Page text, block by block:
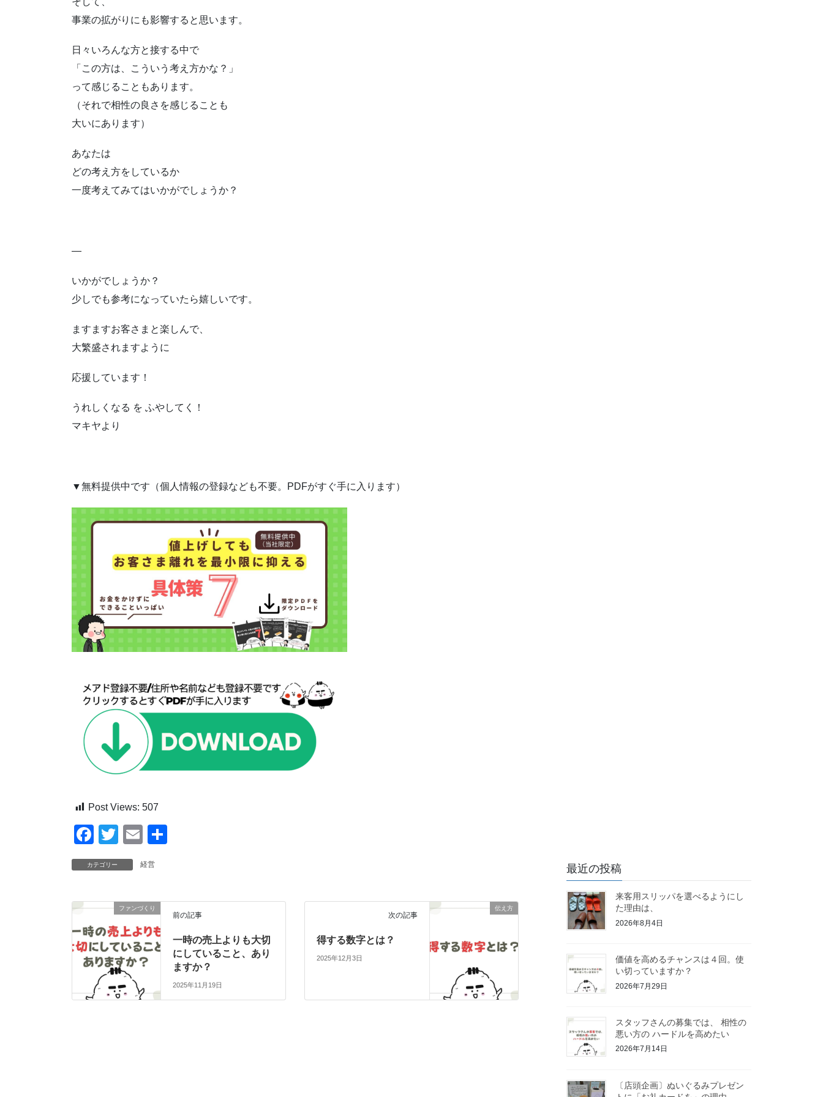
事業の拡がりにも影響すると思います。
日々いろんな方と接する中で
「この方は、こういう考え方かな？」
って感じることもあります。
（それで相性の良さを感じることも
大いにあります）
あなたは
どの考え方をしているか
一度考えてみてはいかがでしょうか？
—
いかがでしょうか？
少しでも参考になっていたら嬉しいです。
ますますお客さまと楽しんで、
大繁盛されますように
応援しています！
うれしくなる を ふやしてく！
マキヤより
▼無料提供中です（個人情報の登録なども不要。PDFがすぐ手に入ります）
Post Views: 507
F
a
c
b
o
o
k
T
wi
tt
E
ail
カテゴリー 経営
ファンづくり
前の記事
一時の売上よりも大切
にしていること、あり
ますか？
2025年11月19日
伝え方
次の記事
得する数字とは？
2025年12月3日
最近の投稿
来客用スリッパを選べるようにし
た理由は、
2026年8月4日
価値を高めるチャンスは４回。使
い切っていますか？
2026年7月29日
スタッフさんの募集では、 相性の
悪い方の ハードルを高めたい
2026年7月14日
〔店頭企画〕ぬいぐるみプレゼン